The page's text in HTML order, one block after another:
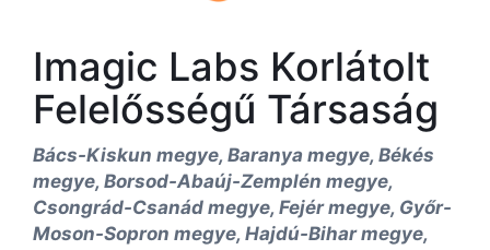
Imagic Labs Korlátolt
Felelősségű Társaság
Bács-Kiskun megye, Baranya megye, Békés
megye, Borsod-Abaúj-Zemplén megye,
Csongrád-Csanád megye, Fejér megye, Győr-
Moson-Sopron megye, Hajdú-Bihar megye,